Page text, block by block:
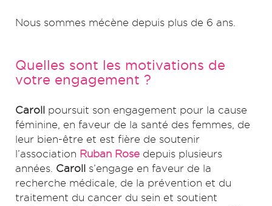
Nous sommes mécène depuis plus de 6 ans.
Quelles sont les motivations de
votre engagement ?
Caroll poursuit son engagement pour la cause
féminine, en faveur de la santé des femmes, de
leur bien-être et est fière de soutenir
l’association Ruban Rose depuis plusieurs
années. Caroll s’engage en faveur de la
recherche médicale, de la prévention et du
traitement du cancer du sein et soutient